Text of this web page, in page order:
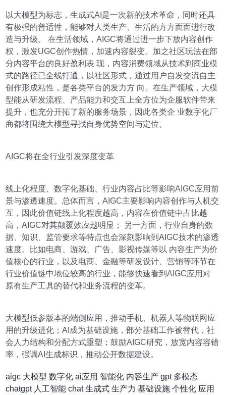
以大模型为标志，生成式AI是一次新的技术革命，同时还具
有极强的普适性，能够对人类生产、生活的方方面面进行改
造与升级。 在生活领域，AIGC将通过进一步下放内容创作
权，激发UGC创作热情，加速内容裂变。加之社区玩法在部
分内容平台的良好盈利表 现，内容消费领域从技术到商业模
式的路径已全线打通，以社区形式，通过用户自发交流自主
创作形成粘性，是各类平台的发力方 向。在生产领域，大模
型能从研发流程、产品能力和交互上全方位为企服软件带来
提升，也充分开拓了新的服务场景，因此各类企 业数字化厂
商都将围绕大模型寻找自身优势空间与定位。
AIGC将在全行业引发深度变革
线上化程度、数字化基础、行业内容占比等影响AIGC应用前
景与渗透速度。总体而言，AIGC主要影响内容创作与人机交
互，因此价值链线上化程度越高，内容在价值链中占比越
高，AIGC对其颠覆效应越明显； 另一方面，行业自身的数
据、知识、监管要求等特点也会深刻影响到AIGC技术的渗透
速度。比如电商、游戏、广告、影视传媒等以 内容生产为价
值核心的行业，以及电商、金融等研发设计、营销等环节在
行业价值链中地位较高的行业，能够快速看到AIGC应用对
原有生产工具的替代和业务流程的变革。
大模型低参版本的端侧应用，推动手机、机器人等物联网应
用的升级进化；AI成为基础设施，部分基础工作被替代，社
会人力结构和分配方式重塑；鼓励AIGC研究，放宽内容容错
率，强调AI生成标识，推动公开数据建设。
aigc 大模型 数字化 ai应用 智能化 内容生产 gpt 多模态
chatgpt 人工智能 chat 生成式 生产力 基础设施 个性化 应用